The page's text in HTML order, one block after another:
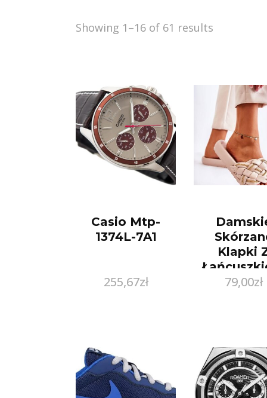
Showing 1–16 of 61 results
Casio Mtp-
1374L-7A1
255,67zł
Klapki
Beżowe
79,00zł